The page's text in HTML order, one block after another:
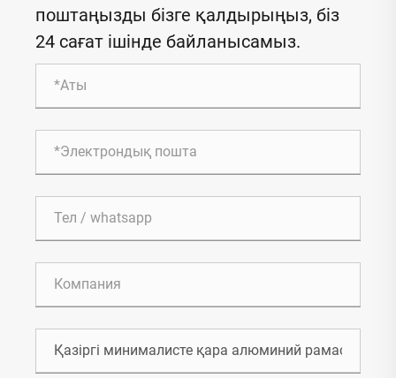
поштаңызды бізге қалдырыңыз, біз
24 сағат ішінде байланысамыз.